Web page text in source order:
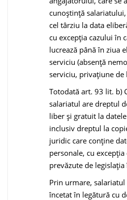
cunoştinţă
cel târziu la data
cu excepţia cazului în
lucrează până în ziua
serviciu (absenţă
serviciu, privaţiune de
Totodată art. 93 lit. b)
salariatul are dreptul
liber şi gratuit la
inclusiv dreptul la
juridic care conţine
personale, cu
prevăzute de
Prin urmare, salariatul
încetat în legătură cu